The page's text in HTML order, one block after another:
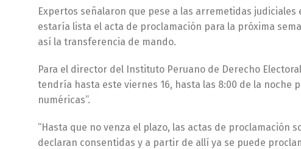
Expertos señalaron que pese a las arremetidas
estaría lista el acta de proclamación para la próxima
así la transferencia de mando.
Para el director del Instituto Peruano de Derecho
tendría hasta este viernes 16, hasta las 8:00 de la noche
numéricas”.
“Hasta que no venza el plazo, las actas de proclamación
declaran consentidas y a partir de allí ya se puede